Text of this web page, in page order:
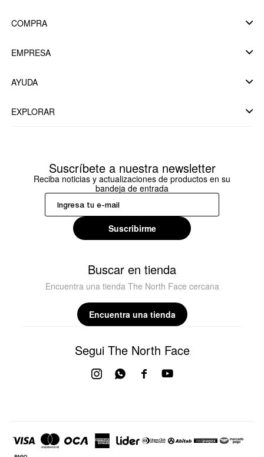
COMPRA
EMPRESA
AYUDA
EXPLORAR
Suscríbete a nuestra newsletter
Reciba noticias y actualizaciones de productos en su
bandeja de entrada
Suscribirme
Buscar en tienda
Encuentra una tienda The North Face cercana
Encuentra una tienda
Segui The North Face
 
 